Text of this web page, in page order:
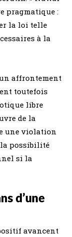
pragmatique :
la loi telle
à la
affrontement
toutefois
libre
de la
une violation
la possibilité
si la
d’une
avancent